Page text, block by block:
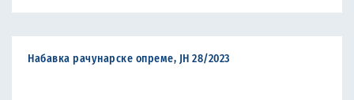
Набавка рачунарске опреме, ЈН 28/2023